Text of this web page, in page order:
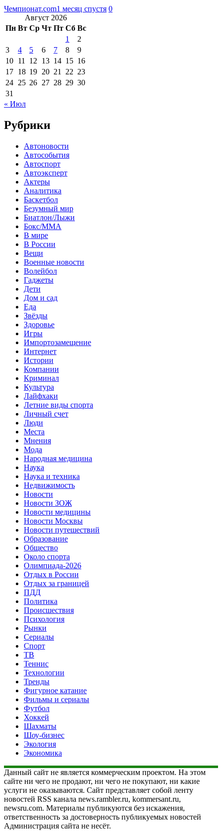
Чемпионат.com1 месяц спустя 0
Август 2026
Пн Вт Ср Чт Пт Сб Вс
1
2
3
4 5 6 7 8
9
10 11 12 13 14 15 16
17 18 19 20 21 22 23
24 25 26 27 28 29 30
31
« Июл
Рубрики
Автоновости
Автособытия
Автоспорт
Автоэксперт
Актеры
Аналитика
Баскетбол
Безумный мир
Биатлон/Лыжи
Бокс/MMA
В мире
В России
Вещи
Военные новости
Волейбол
Гаджеты
Дети
Дом и сад
Еда
Звёзды
Здоровье
Игры
Импортозамещение
Интернет
Истории
Компании
Криминал
Культура
Лайфхаки
Летние виды спорта
Личный счет
Люди
Места
Мнения
Мода
Народная медицина
Наука
Наука и техника
Недвижимость
Новости
Новости ЗОЖ
Новости медицины
Новости Москвы
Новости путешествий
Образование
Общество
Около спорта
Олимпиада-2026
Отдых в России
Отдых за границей
ПДД
Политика
Происшествия
Психология
Рынки
Сериалы
Спорт
ТВ
Теннис
Технологии
Тренды
Фигурное катание
Фильмы и сериалы
Футбол
Хоккей
Шахматы
Шоу-бизнес
Экология
Экономика
Данный сайт не является коммерческим проектом. На этом
сайте ни чего не продают, ни чего не покупают, ни какие
услуги не оказываются. Сайт представляет собой ленту
новостей RSS канала news.rambler.ru, kommersant.ru,
newsru.com. Материалы публикуются без искажения,
ответственность за достоверность публикуемых новостей
Администрация сайта не несёт.